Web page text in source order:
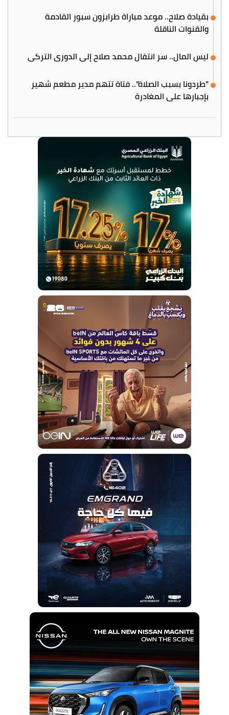
بقيادة صلاح.. موعد مباراة طرابزون سبور القادمة
والقنوات الناقلة
ليس المال.. سر انتقال محمد صلاح إلى الدوري التركي
"طردونا بسبب الصلاة".. فتاة تتهم مدير مطعم شهير
بإجبارها على المغادرة